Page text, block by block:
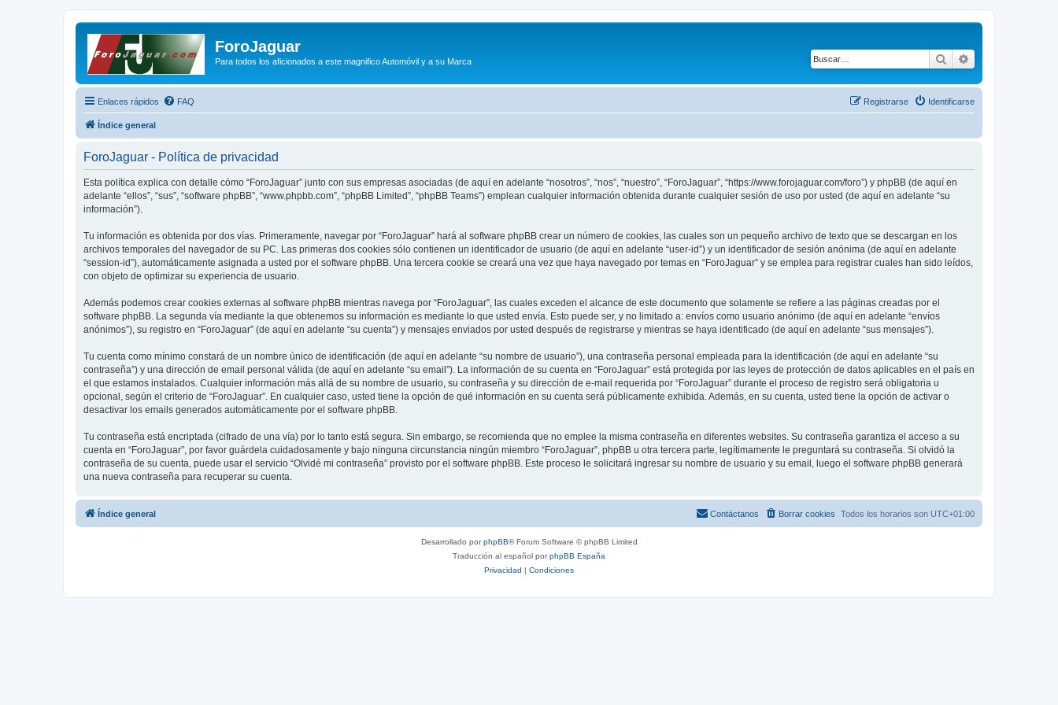
ForoJaguar
Para todos los aficionados a este magnifico Automóvil y a su Marca Buscar
Enlaces rápidos FAQ Identificarse
Registrarse
Índice general
ForoJaguar - Política de privacidad
Esta política explica con detalle cómo “ForoJaguar” junto con sus empresas asociadas (de aquí en adelante “nosotros”, “nos”, “nuestro”, “ForoJaguar”, “https://www.forojaguar.com/foro”) y phpBB (de aquí en
adelante “ellos”, “sus”, “software phpBB”, “www.phpbb.com”, “phpBB Limited”, “phpBB Teams”) emplean cualquier información obtenida durante cualquier sesión de uso por usted (de aquí en adelante “su
información”).
Tu información es obtenida por dos vías. Primeramente, navegar por “ForoJaguar” hará al software phpBB crear un número de cookies, las cuales son un pequeño archivo de texto que se descargan en los
archivos temporales del navegador de su PC. Las primeras dos cookies sólo contienen un identificador de usuario (de aquí en adelante “user-id”) y un identificador de sesión anónima (de aquí en adelante
“session-id”), automáticamente asignada a usted por el software phpBB. Una tercera cookie se creará una vez que haya navegado por temas en “ForoJaguar” y se emplea para registrar cuales han sido leídos,
con objeto de optimizar su experiencia de usuario.
Además podemos crear cookies externas al software phpBB mientras navega por “ForoJaguar”, las cuales exceden el alcance de este documento que solamente se refiere a las páginas creadas por el
software phpBB. La segunda vía mediante la que obtenemos su información es mediante lo que usted envía. Esto puede ser, y no limitado a: envíos como usuario anónimo (de aquí en adelante “envíos
anónimos”), su registro en “ForoJaguar” (de aquí en adelante “su cuenta”) y mensajes enviados por usted después de registrarse y mientras se haya identificado (de aquí en adelante “sus mensajes”).
Tu cuenta como mínimo constará de un nombre único de identificación (de aquí en adelante “su nombre de usuario”), una contraseña personal empleada para la identificación (de aquí en adelante “su
contraseña”) y una dirección de email personal válida (de aquí en adelante “su email”). La información de su cuenta en “ForoJaguar” está protegida por las leyes de protección de datos aplicables en el país en
el que estamos instalados. Cualquier información más allá de su nombre de usuario, su contraseña y su dirección de e-mail requerida por “ForoJaguar” durante el proceso de registro será obligatoria u
opcional, según el criterio de “ForoJaguar”. En cualquier caso, usted tiene la opción de qué información en su cuenta será públicamente exhibida. Además, en su cuenta, usted tiene la opción de activar o
desactivar los emails generados automáticamente por el software phpBB.
Tu contraseña está encriptada (cifrado de una vía) por lo tanto está segura. Sin embargo, se recomienda que no emplee la misma contraseña en diferentes websites. Su contraseña garantiza el acceso a su
cuenta en “ForoJaguar”, por favor guárdela cuidadosamente y bajo ninguna circunstancia ningún miembro “ForoJaguar”, phpBB u otra tercera parte, legítimamente le preguntará su contraseña. Si olvidó la
contraseña de su cuenta, puede usar el servicio “Olvidé mi contraseña” provisto por el software phpBB. Este proceso le solicitará ingresar su nombre de usuario y su email, luego el software phpBB generará
una nueva contraseña para recuperar su cuenta.
Índice general Todos los horarios son UTC+01:00
Borrar cookies
Contáctanos
Desarrollado porphpBB® Forum Software © phpBB Limited
Traducción al español porphpBB España
Privacidad | Condiciones